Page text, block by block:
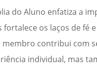
do Aluno enfatiza a
fortalece os laços de fé
membro contribui com
individual, mas